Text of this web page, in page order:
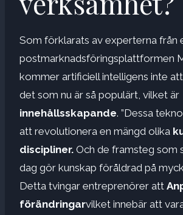
Som förklarats av experterna från
postmarknadsföringsplattformen
kommer artificiell intelligens inte
det som nu är så populärt, vilket är
innehållsskapande. ”Dessa
att revolutionera en mängd olika
discipliner. Och de framsteg som
dag gör kunskap föråldrad på
Detta tvingar entreprenörer att
förändringarvilket innebär att